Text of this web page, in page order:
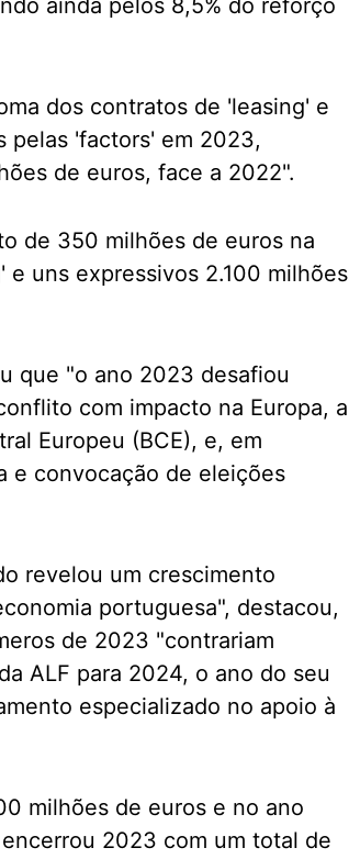
ainda pelos 8,5% do reforço
dos contratos de 'leasing' e
pelas 'factors' em 2023,
de euros, face a 2022".
de 350 milhões de euros na
uns expressivos 2.100 milhões
que "o ano 2023 desafiou
com impacto na Europa, a
Europeu (BCE), e, em
e convocação de eleições
revelou um crescimento
portuguesa", destacou,
de 2023 "contrariam
ALF para 2024, o ano do seu
especializado no apoio à
milhões de euros e no ano
2023 com um total de